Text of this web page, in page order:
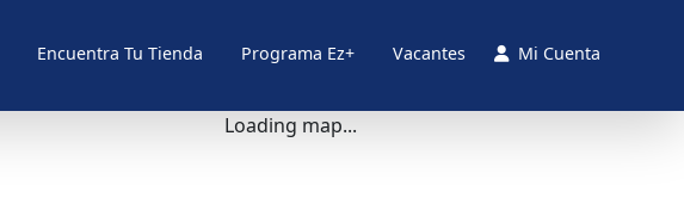
Encuentra Tu Tienda Programa Ez+ Vacantes Mi Cuenta
Loading map...